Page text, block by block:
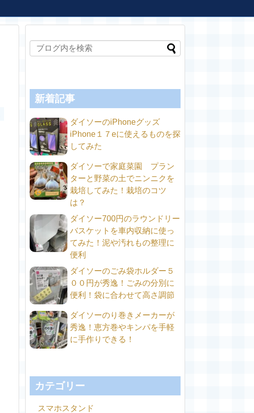
新着記事
ダイソーのiPhoneグッズ
iPhone１７eに使えるものを探
してみた
ダイソーで家庭菜園 プラン
ターと野菜の土でニンニクを
栽培してみた！栽培のコツ
は？
ダイソー700円のラウンドリー
バスケットを車内収納に使っ
てみた！泥や汚れもの整理に
便利
ダイソーのごみ袋ホルダー５
００円が秀逸！ごみの分別に
便利！袋に合わせて高さ調節
ダイソーのり巻きメーカーが
秀逸！恵方巻やキンパを手軽
に手作りできる！
カテゴリー
スマホスタンド